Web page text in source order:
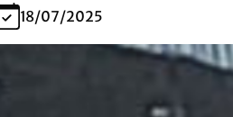
18/07/2025